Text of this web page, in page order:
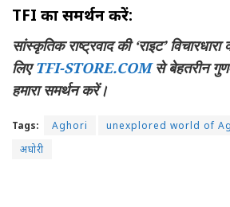
TFI का समर्थन करें:
सांस्कृतिक राष्ट्रवाद की ‘राइट’
लिएTFI-STORE.COMसे बेहतरीन
हमारा समर्थन करें।
Tags: Aghori unexplored world of
अघोरी